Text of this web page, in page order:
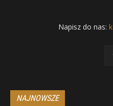
Napisz do nas:
NAJNOWSZE